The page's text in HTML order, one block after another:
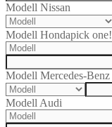
Modell Nissan
Modell Hondapick one!
Modell Mercedes-Benz
Modell Audi